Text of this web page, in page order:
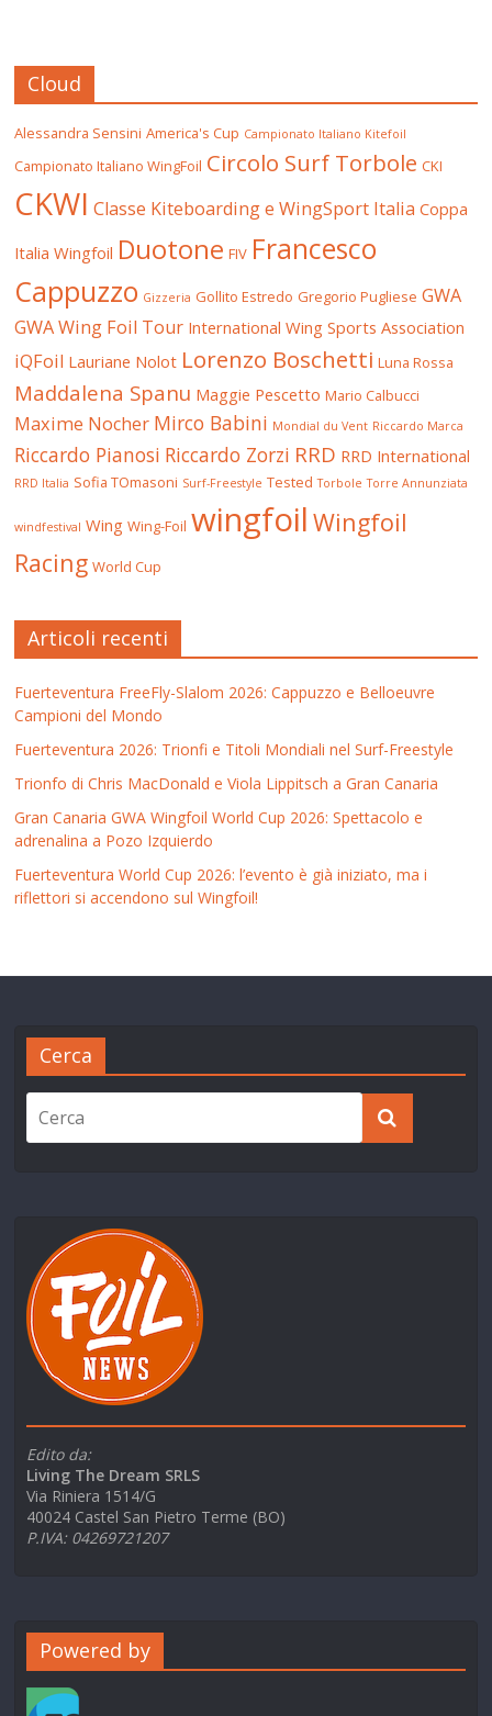
Cloud
Alessandra Sensini America's Cup Campionato Italiano Kitefoil
Campionato Italiano WingFoil Circolo Surf Torbole CKI
CKWI Classe Kiteboarding e WingSport Italia Coppa
Italia Wingfoil Duotone FIV Francesco
Cappuzzo Gizzeria Gollito Estredo Gregorio Pugliese GWA
GWA Wing Foil Tour International Wing Sports Association
iQFoil Lauriane Nolot Lorenzo Boschetti Luna Rossa
Maddalena Spanu Maggie Pescetto Mario Calbucci
Maxime Nocher Mirco Babini Mondial du Vent Riccardo Marca
Riccardo Pianosi Riccardo Zorzi RRD RRD International
RRD Italia Sofia TOmasoni Surf-Freestyle Tested Torbole Torre Annunziata
windfestival Wing Wing-Foil wingfoil Wingfoil
Racing World Cup
Articoli recenti
Fuerteventura FreeFly-Slalom 2026: Cappuzzo e Belloeuvre
Campioni del Mondo
Fuerteventura 2026: Trionfi e Titoli Mondiali nel Surf-Freestyle
Trionfo di Chris MacDonald e Viola Lippitsch a Gran Canaria
Gran Canaria GWA Wingfoil World Cup 2026: Spettacolo e
adrenalina a Pozo Izquierdo
Fuerteventura World Cup 2026: l’evento è già iniziato, ma i
riflettori si accendono sul Wingfoil!
Cerca
Edito da:
Living The Dream SRLS
Via Riniera 1514/G
40024 Castel San Pietro Terme (BO)
P.IVA: 04269721207
Powered by